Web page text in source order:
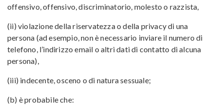
offensivo, offensivo, discriminatorio, molesto o razzista,
(ii) violazione della riservatezza o della privacy di una
persona (ad esempio, non è necessario inviare il numero di
telefono, l’indirizzo email o altri dati di contatto di alcuna
persona),
(iii) indecente, osceno o di natura sessuale;
(b) è probabile che: